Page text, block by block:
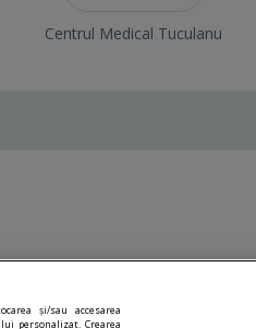
Centrul Medical Tuculanu
și/sau accesarea
personalizat. Crearea